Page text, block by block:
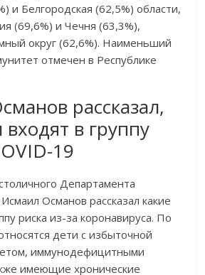
и Белгородская (62,5%) области,
(69,6%) и Чечня (63,3%),
округ (62,6%). Наименьший
отмечен в Республике
рассказал,
входят в группу
19
Департамента
Османов рассказал какие
риска из-за коронавируса. По
дети с избыточной
иммунодефицитными
имеющие хронические